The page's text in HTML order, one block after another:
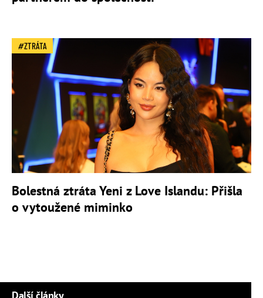
ZTRÁTA
Bolestná ztráta Yeni z Love Islandu: Přišla
o vytoužené miminko
Další články